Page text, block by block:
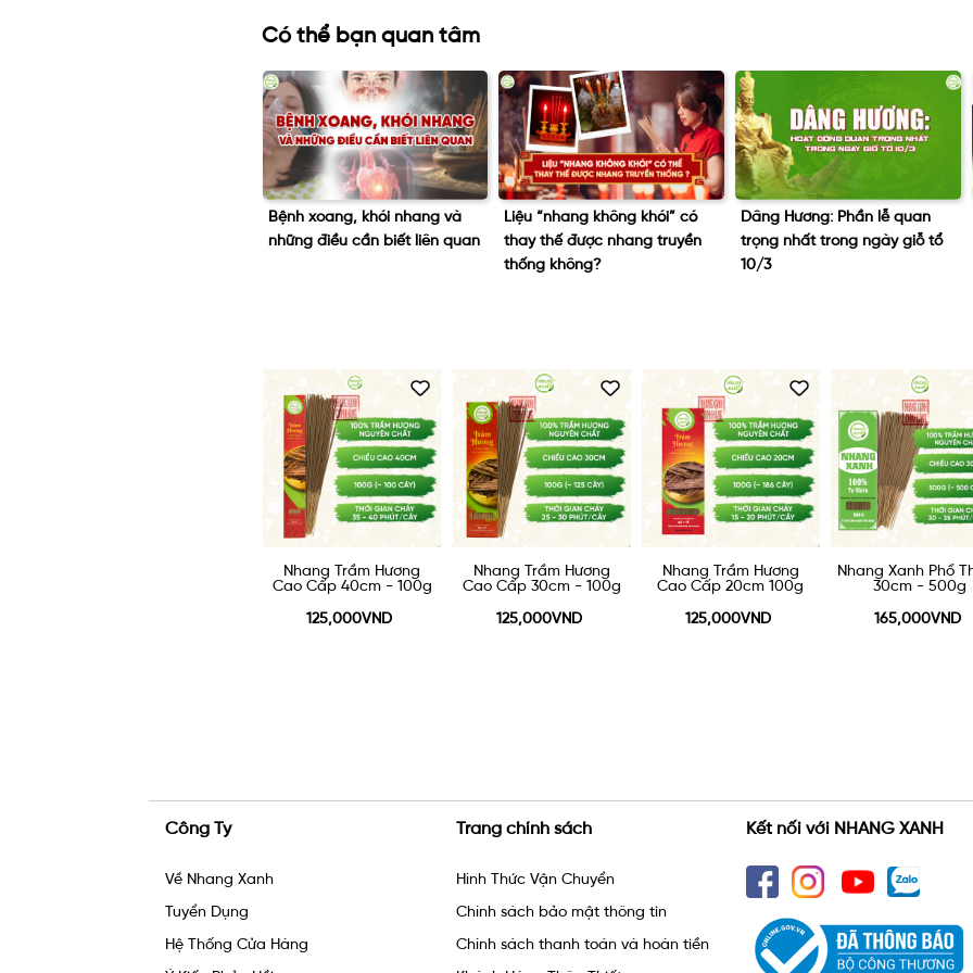
Có thể bạn quan tâm
Liệu “nhang không khói” có
thay thế được nhang truyền
Dâng Hương: Phần lễ quan
trọng nhất trong ngày giỗ tổ
10/3
Tết Đoan Ngọ – Ăn bánh tro
có giúp diệt sâu bọ?
Nhang Trầm Hương
Cao Cấp 30cm - 100g
125,000VND
Nhang Trầm Hương
Cao Cấp 20cm 100g
125,000VND
Nhang Xanh Phổ Thông
30cm - 500g
165,000VND
Nhang Xanh Phổ
40cm - 500g
165,000VND
Công Ty
Về Nhang Xanh
Tuyển Dụng
Hệ Thống Cửa Hàng
Trang chính sách
Hình Thức Vận Chuyển
Chính sách bảo mật thông tin
Chính sách thanh toán và hoàn tiền
Kết nối với NHANG XANH